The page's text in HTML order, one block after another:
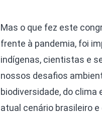
Mas o que fez este
frente à pandemia, foi
indígenas, cientistas e
nossos desafios
biodiversidade, do clima
atual cenário brasileiro